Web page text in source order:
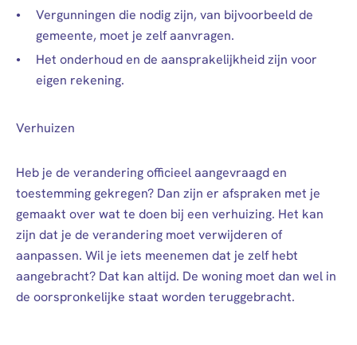
Vergunningen die nodig zijn, van bijvoorbeeld de
gemeente, moet je zelf aanvragen.
Het onderhoud en de aansprakelijkheid zijn voor
eigen rekening.
Verhuizen
Heb je de verandering officieel aangevraagd en
toestemming gekregen? Dan zijn er afspraken met je
gemaakt over wat te doen bij een verhuizing. Het kan
zijn dat je de verandering moet verwijderen of
aanpassen. Wil je iets meenemen dat je zelf hebt
aangebracht? Dat kan altijd. De woning moet dan wel in
de oorspronkelijke staat worden teruggebracht.